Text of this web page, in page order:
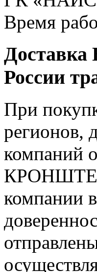
Время
России
При
регионов,
компаний
компании